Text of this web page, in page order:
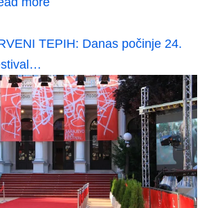
TEPIH: Danas počinje 24.